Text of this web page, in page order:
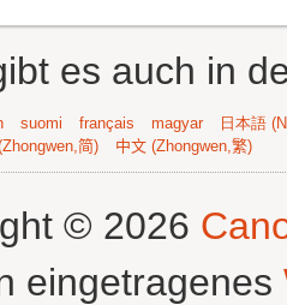
es auch in
suomi français magyar
日本語
简) 中文 (Zhongwen,繁)
© 2026
eingetragenes